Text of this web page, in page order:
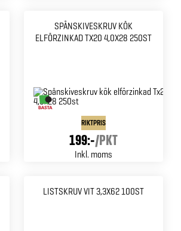
SPÅNSKIVESKRUV KÖK
ELFÖRZINKAD TX20 4,0X28 250ST
RIKTPRIS
199:-/PKT
Inkl. moms
LISTSKRUV VIT 3,3X62 100ST